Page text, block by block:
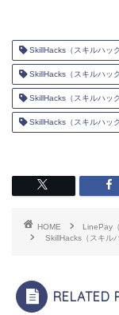
SkillHacks（スキルハッ
SkillHacks（スキルハッ
SkillHacks（スキルハッ
SkillHacks（スキルハッ
HOME
LinePay
SkillHacks（スキル
RELATED